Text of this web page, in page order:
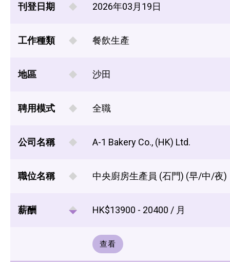
刊登日期 2026年03月19日
工作種類 餐飲生產
地區 沙田
聘用模式 全職
公司名稱 A-1 Bakery Co., (HK) Ltd.
職位名稱 中央廚房生產員 (石門) (早/中/夜)
薪酬 HK$13900 - 20400 / 月
查看